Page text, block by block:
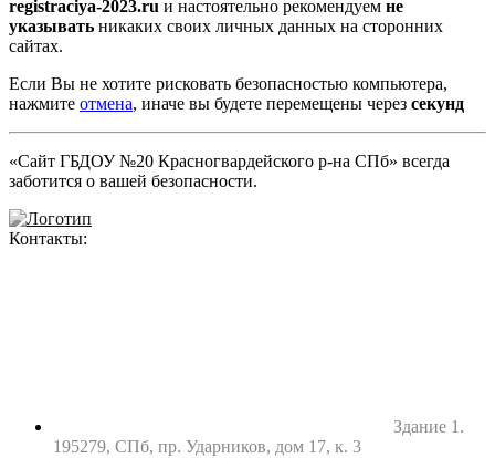
registraciya-2023.ru и настоятельно рекомендуем не
указывать никаких своих личных данных на сторонних
сайтах.
Если Вы не хотите рисковать безопасностью компьютера,
нажмите отмена, иначе вы будете перемещены через секунд
«Сайт ГБДОУ №20 Красногвардейского р-на СПб» всегда
заботится о вашей безопасности.
Контакты:
Здание 1.
195279, СПб, пр. Ударников, дом 17, к. 3